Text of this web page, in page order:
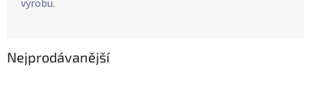
výrobu.
Nejprodávanější